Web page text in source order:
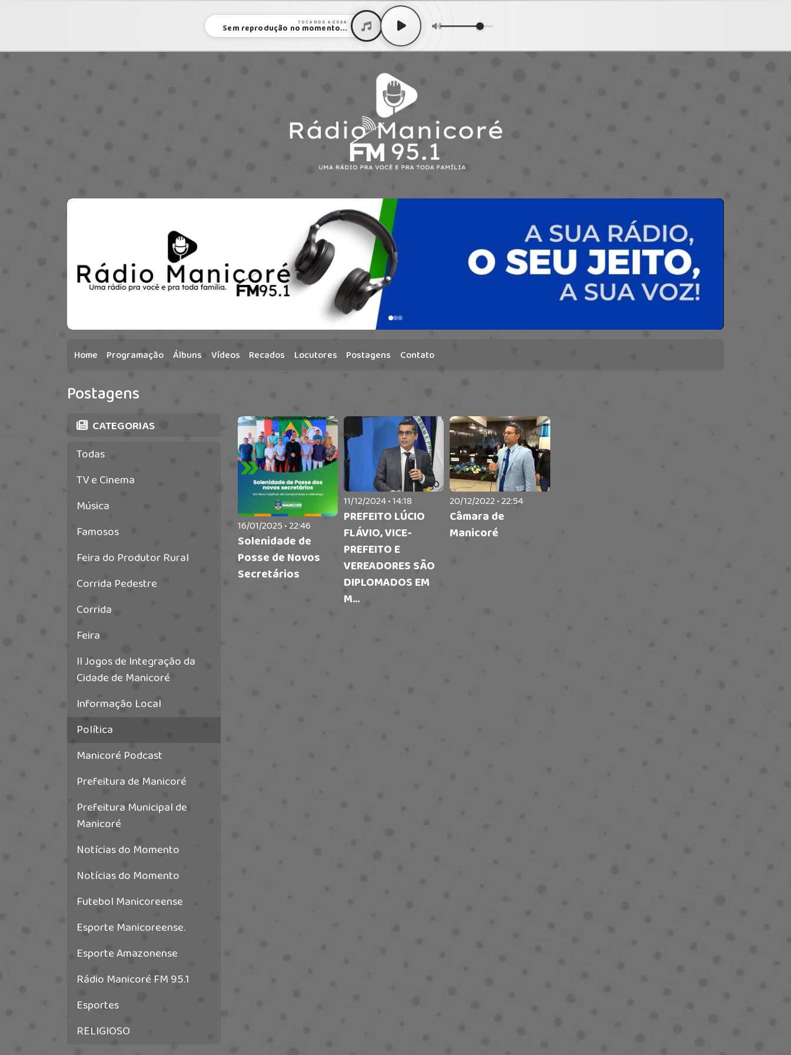
TOCANDO AGORA
Sem reprodução no momento...
Home Programação Álbuns Vídeos Recados Locutores Postagens Contato
Postagens
CATEGORIAS
Todas
TV e Cinema
Música
Famosos
Feira do Produtor Rural
Corrida Pedestre
Corrida
Feira
II Jogos de Integração da
Cidade de Manicoré
Informação Local
Política
Manicoré Podcast
Prefeitura de Manicoré
Prefeitura Municipal de
Manicoré
Notícias do Momento
Notícias do Momento
Futebol Manicoreense
Esporte Manicoreense.
Esporte Amazonense
Rádio Manicoré FM 95.1
Esportes
RELIGIOSO
16/01/2025 • 22:46
Solenidade de
Posse de Novos
Secretários
11/12/2024 • 14:18
PREFEITO LÚCIO
FLÁVIO, VICE-
PREFEITO E
VEREADORES SÃO
DIPLOMADOS EM
M...
20/12/2022 • 22:54
Câmara de
Manicoré